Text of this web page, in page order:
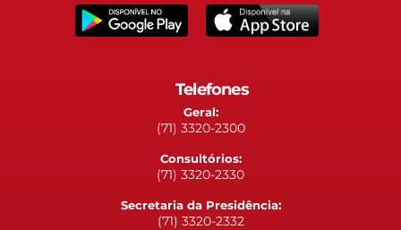
Telefones
Geral:
(71) 3320-2300
Consultórios:
(71) 3320-2330
Secretaria da Presidência:
(71) 3320-2332